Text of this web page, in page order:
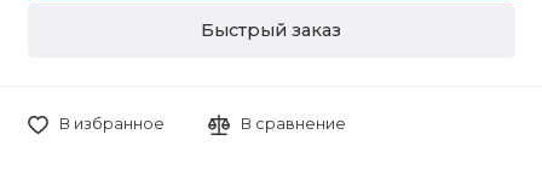
Быстрый заказ
В избранное В сравнение